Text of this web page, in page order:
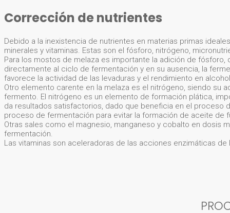
Corrección de nutrientes
Debido a la inexistencia de nutrientes en materias primas
minerales y vitaminas. Estas son el fósforo, nitrógeno,
Para los mostos de melaza es importante la adición de
directamente al ciclo de fermentación y en su ausencia, la
favorece la actividad de las levaduras y el rendimiento en
Otro elemento carente en la melaza es el nitrógeno, siendo su
fermento. El nitrógeno es un elemento de formación plática,
da resultados satisfactorios, dado que beneficia en el proceso
proceso de fermentación para evitar la formación de aceite de
Otras sales como el magnesio, manganeso y cobalto en dosis
fermentación.
Las vitaminas son aceleradoras de las acciones enzimáticas